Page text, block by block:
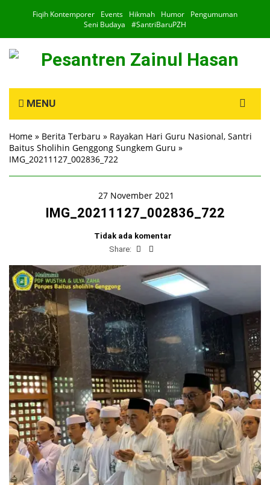
Fiqih Kontemporer Events Hikmah Humor
Pengumuman
Seni Budaya
#SantriBaruPZH
MENU
Home » Berita Terbaru » Rayakan Hari Guru Nasional, Santri
Baitus Sholihin Genggong Sungkem Guru »
IMG_20211127_002836_722
27 November 2021
IMG_20211127_002836_722
Tidak ada komentar
Share: